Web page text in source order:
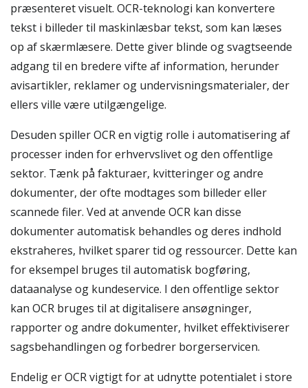
præsenteret visuelt. OCR-teknologi kan konvertere
tekst i billeder til maskinlæsbar tekst, som kan læses
op af skærmlæsere. Dette giver blinde og svagtseende
adgang til en bredere vifte af information, herunder
avisartikler, reklamer og undervisningsmaterialer, der
ellers ville være utilgængelige.
Desuden spiller OCR en vigtig rolle i automatisering af
processer inden for erhvervslivet og den offentlige
sektor. Tænk på fakturaer, kvitteringer og andre
dokumenter, der ofte modtages som billeder eller
scannede filer. Ved at anvende OCR kan disse
dokumenter automatisk behandles og deres indhold
ekstraheres, hvilket sparer tid og ressourcer. Dette kan
for eksempel bruges til automatisk bogføring,
dataanalyse og kundeservice. I den offentlige sektor
kan OCR bruges til at digitalisere ansøgninger,
rapporter og andre dokumenter, hvilket effektiviserer
sagsbehandlingen og forbedrer borgerservicen.
Endelig er OCR vigtigt for at udnytte potentialet i store